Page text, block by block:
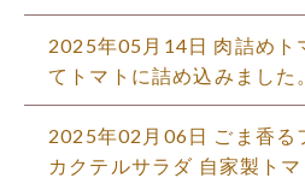
2025年05月14日 肉詰めト
てトマトに詰め込みました
2025年02月06日 ごま香る
カクテルサラダ 自家製ト